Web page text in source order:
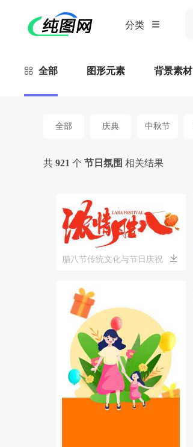
分类
全部 图形元素 背景素材
全部 庆典 中秋节
共 921 个 节日氛围 相关结果
腊八节传统文化与节日庆祝